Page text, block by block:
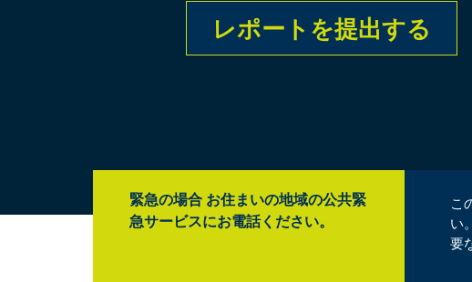
レポートを提出する
緊急の場合 お住まいの地域の公共緊
急サービスにお電話ください。
こ
い
要